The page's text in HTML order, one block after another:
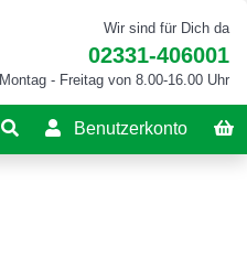
Wir sind für Dich da
02331-406001
Montag - Freitag von 8.00-16.00 Uhr
Benutzerkonto